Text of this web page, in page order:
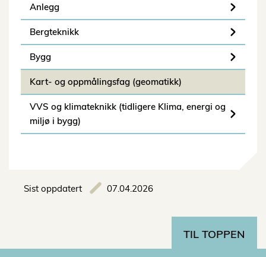
Anlegg
Bergteknikk
Bygg
Kart- og oppmålingsfag (geomatikk)
VVS og klimateknikk (tidligere Klima, energi og
miljø i bygg)
Sist oppdatert 07.04.2026
TIL TOPPEN